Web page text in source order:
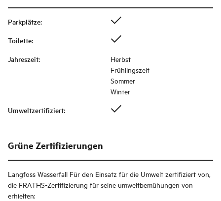
Parkplätze:
Toilette:
Jahreszeit:
Herbst
Frühlingszeit
Sommer
Winter
Umweltzertifiziert:
Grüne Zertifizierungen
Langfoss Wasserfall Für den Einsatz für die Umwelt zertifiziert von,
die FRATHS-Zertifizierung für seine umweltbemühungen von
erhielten: